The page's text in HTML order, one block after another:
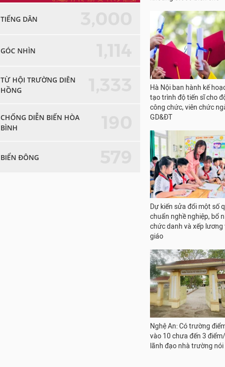
TIẾNG DÂN
GÓC NHÌN
TỪ HỘI TRƯỜNG DIÊN
HỒNG
CHỐNG DIỄN BIẾN HÒA
BÌNH
BIỂN ĐÔNG
Hà Nội ban hành kế
tạo trình độ tiến sĩ cho
công chức, viên chức
GD&ĐT
Dự kiến sửa đổi một số
chuẩn nghề nghiệp, bổ
chức danh và xếp lương
giáo
Nghệ An: Có trường
vào 10 chưa đến 3
lãnh đạo nhà trường nói